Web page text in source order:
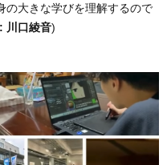
の大きな学びを理解するので
川口綾音)